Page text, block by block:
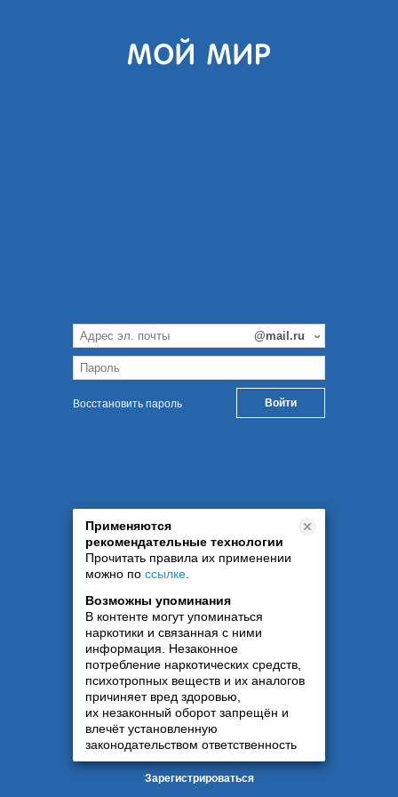
Восстановить пароль
Применяются
рекомендательные технологии
Прочитать правила их применении
можно по ссылке
Возможны упоминания
В контенте могут упоминаться
наркотики и связанная с ними
информация. Незаконное
потребление наркотических средств,
психотропных веществ и их аналогов
причиняет вред здоровью,
их незаконный оборот запрещён и
влечёт установленную
законодательством ответственность
Зарегистрироваться